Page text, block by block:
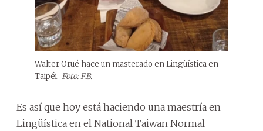
Walter Orué hace un masterado en Lingüística en
Taipéi. Foto: F.B.
Es así que hoy está haciendo una maestría en
Lingüística en el National Taiwan Normal